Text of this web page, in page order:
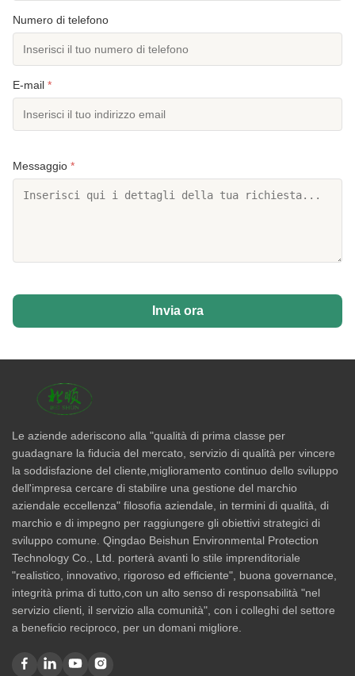
Numero di telefono
E-mail *
Messaggio *
Invia ora
Le aziende aderiscono alla "qualità di prima classe per
guadagnare la fiducia del mercato, servizio di qualità per vincere
la soddisfazione del cliente,miglioramento continuo dello sviluppo
dell'impresa cercare di stabilire una gestione del marchio
aziendale eccellenza" filosofia aziendale, in termini di qualità, di
marchio e di impegno per raggiungere gli obiettivi strategici di
sviluppo comune. Qingdao Beishun Environmental Protection
Technology Co., Ltd. porterà avanti lo stile imprenditoriale
"realistico, innovativo, rigoroso ed efficiente", buona governance,
integrità prima di tutto,con un alto senso di responsabilità "nel
servizio clienti, il servizio alla comunità", con i colleghi del settore
a beneficio reciproco, per un domani migliore.